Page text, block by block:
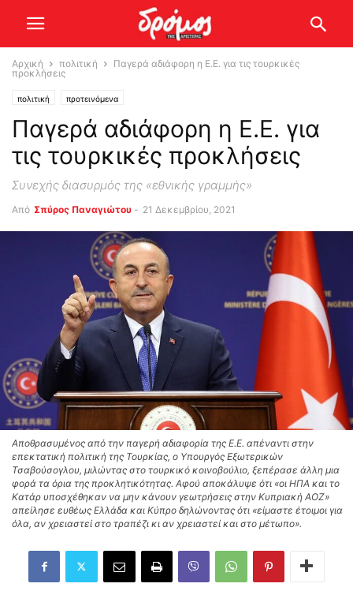
Αρχική πολιτική
Παγερά αδιάφορη η Ε.Ε. για τις τουρκικές
προκλήσεις
πολιτική προτεινόμενα
Παγερά αδιάφορη η Ε.Ε. για
τις τουρκικές προκλήσεις
Συνεχής διασυρμός της «εθνικής γραμμής»
Από Σπύρος Παναγιώτου - 21 Δεκεμβρίου, 2021
Αποθρασυμένος από την παγερή αδιαφορία της Ε.Ε. απέναντι στην
επεκτατική πολιτική της Τουρκίας, ο Υπουργός Εξωτερικών
Τσαβούσογλου, μιλώντας στο τουρκικό κοινοβούλιο, ξεπέρασε άλλη μια
φορά τα όρια της προκλητικότητας. Αφού αποκάλυψε ότι «οι ΗΠΑ και το
Κατάρ υποσχέθηκαν να μην κάνουν γεωτρήσεις στην Κυπριακή ΑΟΖ»
απείλησε ευθέως Ελλάδα και Κύπρο δηλώνοντας ότι «είμαστε έτοιμοι για
όλα, αν χρειαστεί στο τραπέζι κι αν χρειαστεί και στο μέτωπο».